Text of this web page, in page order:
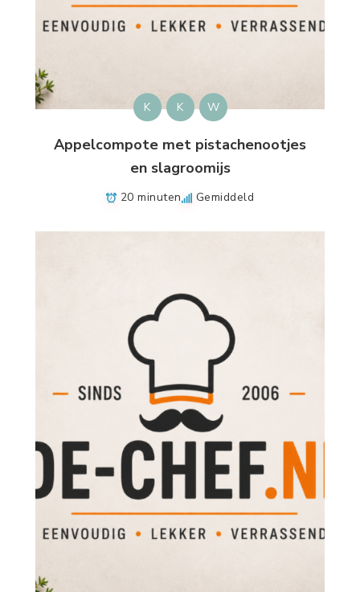
K K W
Appelcompote met pistachenootjes
en slagroomijs
20 minuten Gemiddeld